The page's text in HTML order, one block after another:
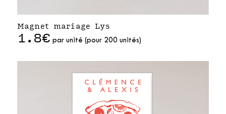
Magnet mariage Lys
1.8€ par unité (pour 200 unités)